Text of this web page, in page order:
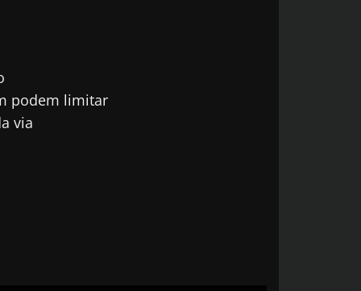
podem limitar
via